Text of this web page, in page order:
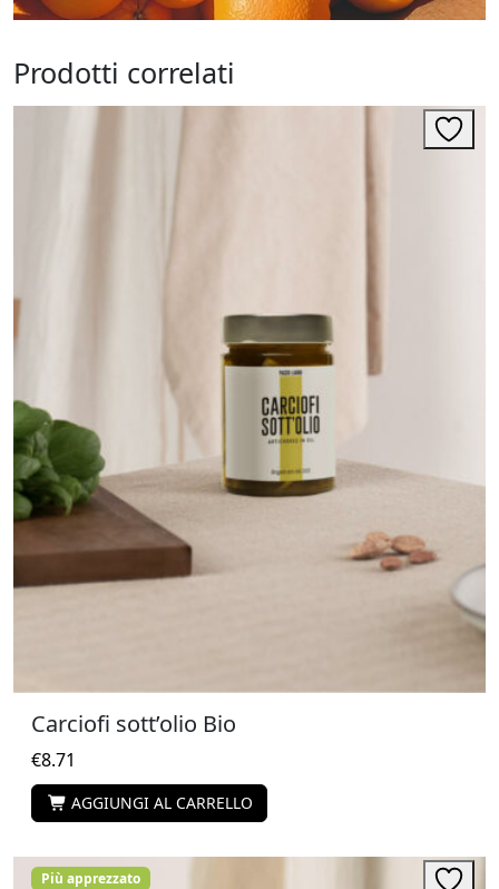
Prodotti correlati
Carciofi sott’olio Bio
€8.71
AGGIUNGI AL CARRELLO
Più apprezzato